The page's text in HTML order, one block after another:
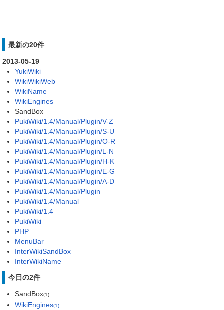
最新の20件
2013-05-19
YukiWiki
WikiWikiWeb
WikiName
WikiEngines
SandBox
PukiWiki/1.4/Manual/Plugin/V-Z
PukiWiki/1.4/Manual/Plugin/S-U
PukiWiki/1.4/Manual/Plugin/O-R
PukiWiki/1.4/Manual/Plugin/L-N
PukiWiki/1.4/Manual/Plugin/H-K
PukiWiki/1.4/Manual/Plugin/E-G
PukiWiki/1.4/Manual/Plugin/A-D
PukiWiki/1.4/Manual/Plugin
PukiWiki/1.4/Manual
PukiWiki/1.4
PukiWiki
PHP
MenuBar
InterWikiSandBox
InterWikiName
今日の2件
SandBox(1)
WikiEngines(1)